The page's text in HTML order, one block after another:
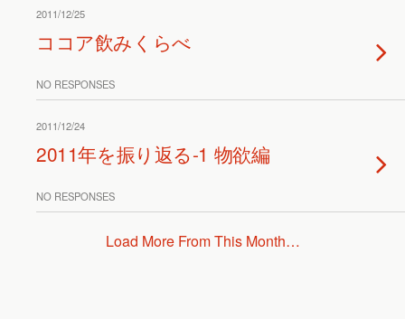
2011/12/25
ココア飲みくらべ
NO RESPONSES
2011/12/24
2011年を振り返る-1 物欲編
NO RESPONSES
Load More From This Month…